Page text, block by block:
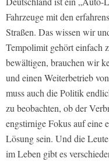
Fahrzeuge mit den
Straßen. Das wissen wir
Tempolimit gehört einfach
bewältigen, brauchen wir
und einen Weiterbetrieb
muss auch die Politik
zu beobachten, ob der
engstirnige Fokus auf eine
Lösung sein. Und die
im Leben gibt es